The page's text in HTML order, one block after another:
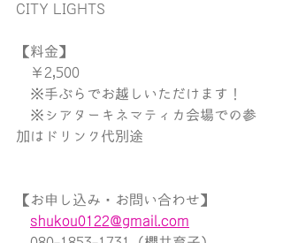
CITY LIGHTS
【料金】
￥2,500
※手ぶらでお越しいただけます！
※シアターキネマティカ会場での参
加はドリンク代別途
【お申し込み・お問い合わせ】
shukou0122@gmail.com